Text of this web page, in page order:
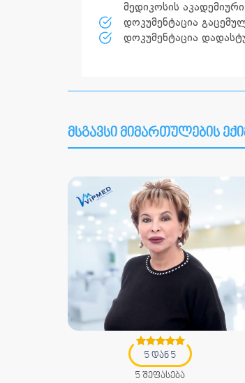
მედიკოსის
დოკუმენტაცია
დოკუმენტაცია
მსგავსი მიმართულების
5 დან 5
5 შეფასება